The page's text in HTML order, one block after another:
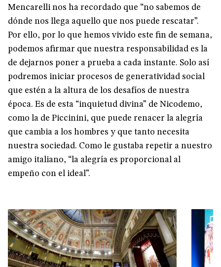
Mencarelli nos ha recordado que “no sabemos de
dónde nos llega aquello que nos puede rescatar”.
Por ello, por lo que hemos vivido este fin de semana,
podemos afirmar que nuestra responsabilidad es la
de dejarnos poner a prueba a cada instante. Solo así
podremos iniciar procesos de generatividad social
que estén a la altura de los desafíos de nuestra
época. Es de esta “inquietud divina” de Nicodemo,
como la de Piccinini, que puede renacer la alegría
que cambia a los hombres y que tanto necesita
nuestra sociedad. Como le gustaba repetir a nuestro
amigo italiano, “la alegría es proporcional al
empeño con el ideal”.